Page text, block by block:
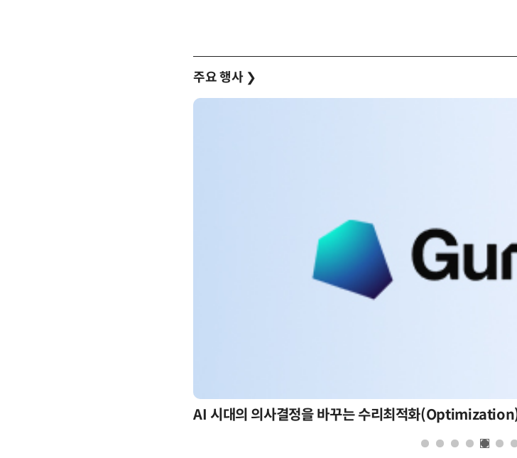
주요 행사 ❯
AI 시대의 의사결정을 바꾸는 수리최적화